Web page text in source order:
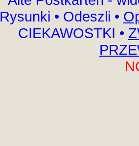
Rysunki • Odeszli •
CIEKAWOSTKI •